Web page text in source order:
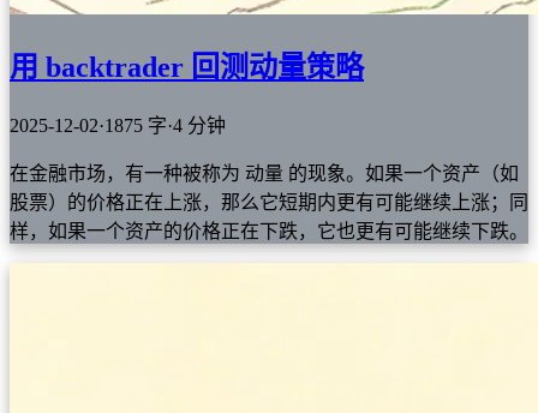
用 backtrader 回测动量策略
2025-12-02·1875 字·4 分钟
在金融市场，有一种被称为 动量 的现象。如果一个资产（如
股票）的价格正在上涨，那么它短期内更有可能继续上涨；同
样，如果一个资产的价格正在下跌，它也更有可能继续下跌。